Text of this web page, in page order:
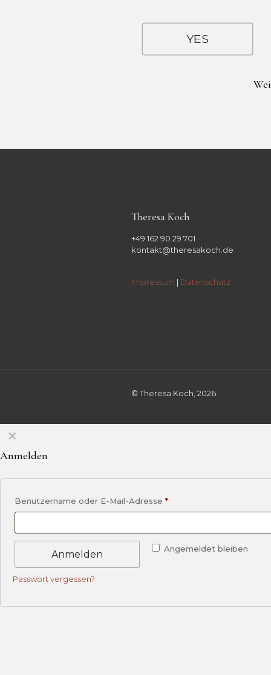
YES
Theresa Koch
+49 162 90 29 701
kontakt@theresakoch.de
Impressum | Datenschutz
© Theresa Koch, 2026
✕
Anmelden
Benutzername oder E-Mail-Adresse *
Angemeldet bleiben
Anmelden
Passwort vergessen?